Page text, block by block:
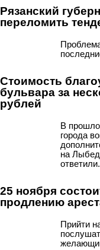
Рязанский
переломить
Стоимость
бульвара за
рублей
В
города
на
ответили.
25 ноября
продлению
Прийти